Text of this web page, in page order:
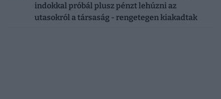
indokkal próbál plusz pénzt lehúzni az
utasokról a társaság - rengetegen kiakadtak